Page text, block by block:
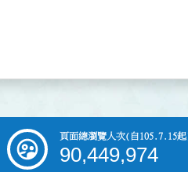
頁面總瀏覽人次(自105.7.15
90,449,974